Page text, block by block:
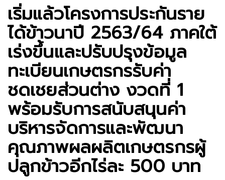
NEWS
LOGIN
REGISTER
เริ่มแล้วโครงการประกันราย
ได้ข้าวนาปี 2563/64 ภาคใต้
เร่งขึ้นและปรับปรุงข้อมูล
ทะเบียนเกษตรกรรับค่า
ชดเชยส่วนต่าง งวดที่ 1
พร้อมรับการสนับสนุนค่า
บริหารจัดการและพัฒนา
คุณภาพผลผลิตเกษตรกรผู้
ปลูกข้าวอีกไร่ละ 500 บาท